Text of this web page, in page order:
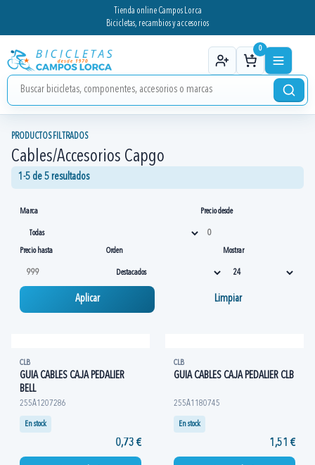
Tienda online Campos Lorca
Bicicletas, recambios y accesorios
0
PRODUCTOS FILTRADOS
Cables/Accesorios Capgo
1-5 de 5 resultados
Marca Precio desde
Precio hasta Orden Mostrar
Aplicar Limpiar
CLB
GUIA CABLES CAJA PEDALIER
BELL
255A1207286
En stock
0,73 €
CLB
GUIA CABLES CAJA PEDALIER CLB
255A1180745
En stock
1,51 €